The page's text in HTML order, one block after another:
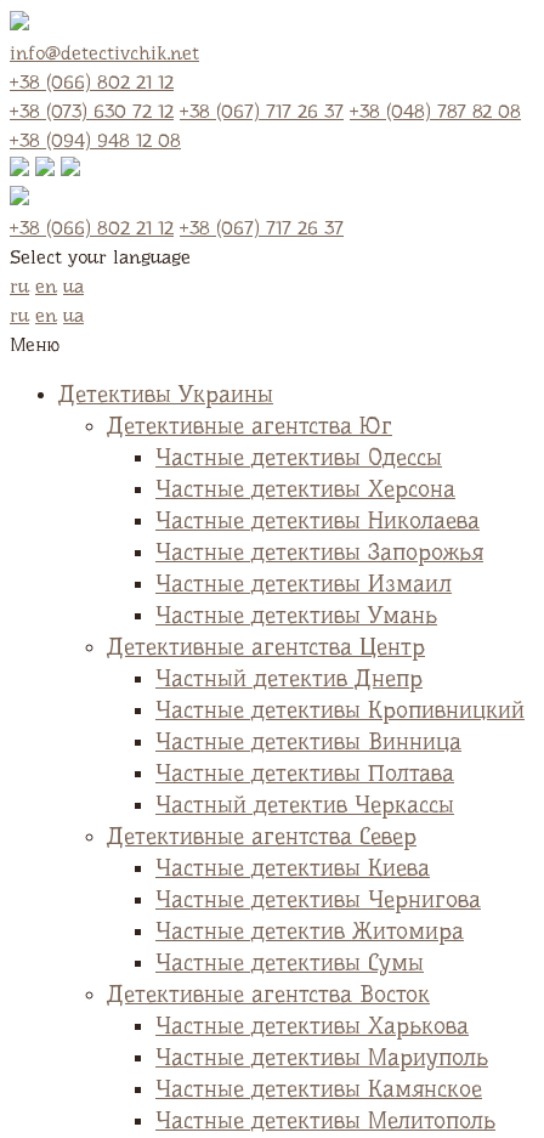
info@detectivchik.net
+38 (066) 802 21 12
+38 (073) 630 72 12 +38 (067) 717 26 37 +38 (048) 787 82 08
+38 (094) 948 12 08
+38 (066) 802 21 12 +38 (067) 717 26 37
Select your language
ru en ua
ru en ua
Меню
Детективы Украины
Детективные агентства Юг
Частные детективы Одессы
Частные детективы Херсона
Частные детективы Николаева
Частные детективы Запорожья
Частные детективы Измаил
Частные детективы Умань
Детективные агентства Центр
Частный детектив Днепр
Частные детективы Кропивницкий
Частные детективы Винница
Частные детективы Полтава
Частный детектив Черкассы
Детективные агентства Север
Частные детективы Киева
Частные детективы Чернигова
Частные детектив Житомира
Частные детективы Сумы
Детективные агентства Восток
Частные детективы Харькова
Частные детективы Мариуполь
Частные детективы Камянское
Частные детективы Мелитополь